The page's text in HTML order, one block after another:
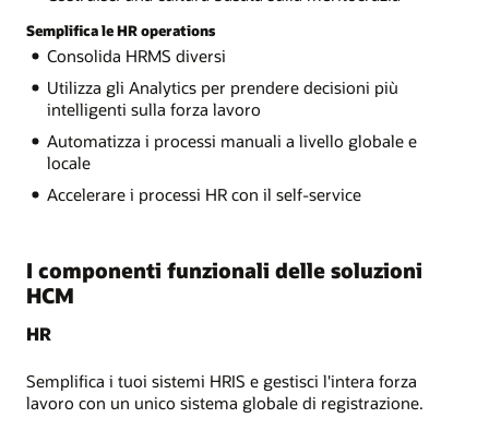
Semplifica le HR operations
Consolida HRMS diversi
Utilizza gli Analytics per prendere decisioni più
intelligenti sulla forza lavoro
Automatizza i processi manuali a livello globale e
locale
Accelerare i processi HR con il self-service
I componenti funzionali delle soluzioni
HCM
HR
Semplifica i tuoi sistemi HRIS e gestisci l'intera forza
lavoro con un unico sistema globale di registrazione.